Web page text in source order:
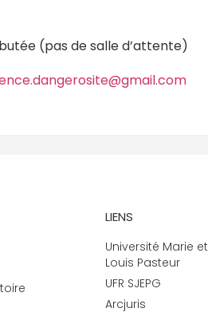
(pas de salle d’attente)
LIENS
Université Marie et
Louis Pasteur
UFR SJEPG
Arcjuris